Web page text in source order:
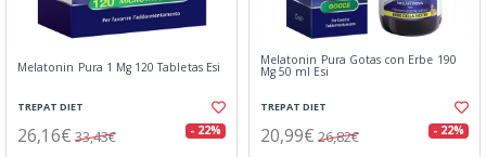
Melatonin Pura 1 Mg 120 Tabletas Esi
TREPAT DIET
26,16€ 33,43€ - 22%
Melatonin Pura Gotas con Erbe 190
Mg 50 ml Esi
TREPAT DIET
20,99€ 26,82€ - 22%